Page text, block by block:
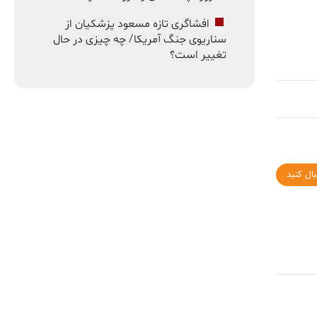
کنید
افشاگری تازه مسعود پزشکیان از
سناریوی جنگ آمریکا/ چه چیزی در حال
تغییر است؟